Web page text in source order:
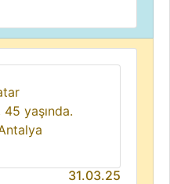
yaşında.
31.03.25